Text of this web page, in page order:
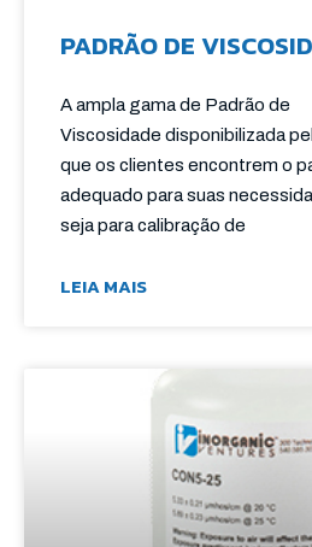
PADRÃO DE
A ampla gama de Padrão de
Viscosidade disponibilizada
que os clientes encontrem o
adequado para suas
seja para calibração de
LEIA MAIS